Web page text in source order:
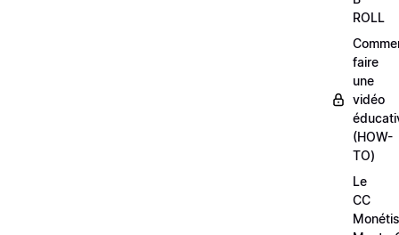
ROLL
faire
une
vidéo
(HOW-
TO)
Le
CC